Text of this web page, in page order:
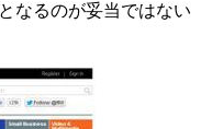
なるのが妥当ではない